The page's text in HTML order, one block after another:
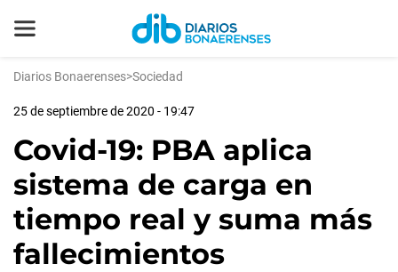
Diarios Bonaerenses>Sociedad
25 de septiembre de 2020 - 19:47
Covid-19: PBA aplica
sistema de carga en
tiempo real y suma más
fallecimientos